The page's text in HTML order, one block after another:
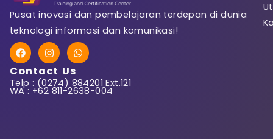
Pusat inovasi dan pembelajaran terdepan di dunia
teknologi informasi dan komunikasi!
F
a
c
e
b
o
I
n
s
t
a
g
W
h
a
s
a
Contact Us
Telp : (0274) 884201 Ext.121
WA : +62 811-2638-004